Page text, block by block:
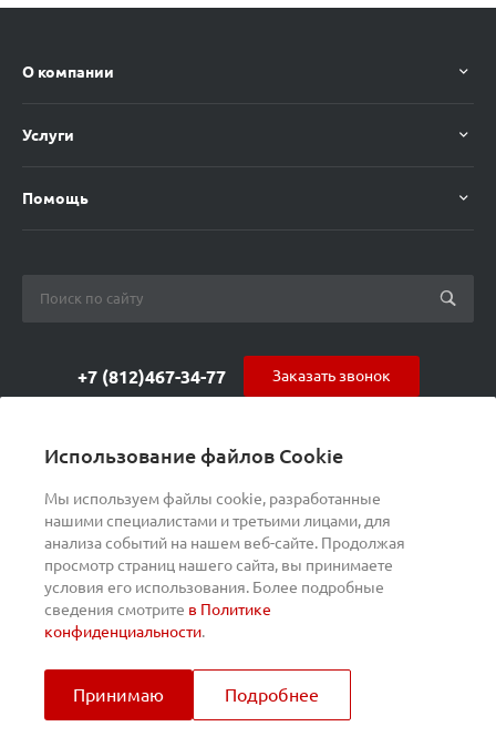
Использование файлов Cookie
Мы используем файлы cookie, разработанные
нашими специалистами и третьими лицами, для
анализа событий на нашем веб-сайте. Продолжая
просмотр страниц нашего сайта, вы принимаете
условия его использования. Более подробные
сведения смотрите в Политике
конфиденциальности.
Принимаю Подробнее
О компании
Услуги
Помощь
+7 (812)467-34-77
ул. Курчатова 9 (БЦ МАГНЕТОН)
Заказать звонок